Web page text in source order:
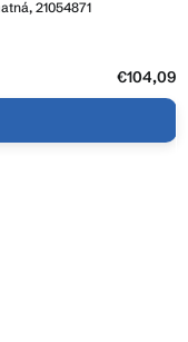
21054871
€104,09